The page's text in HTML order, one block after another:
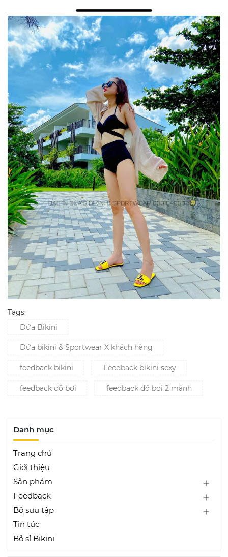
Tags:
Dứa Bikini
Dứa bikini & Sportwear X khách hàng
feedback bikini Feedback bikini sexy
feedback đồ bơi feedback đồ bơi 2 mảnh
Danh mục
Trang chủ
Giới thiệu
Sản phẩm
Feedback
Bộ sưu tập
Tin tức
Bỏ sỉ Bikini